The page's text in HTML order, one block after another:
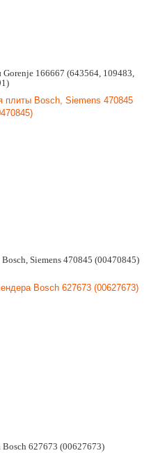
Gorenje 166667 (643564, 109483,
Siemens 470845 (00470845)
Bosch 627673 (00627673)